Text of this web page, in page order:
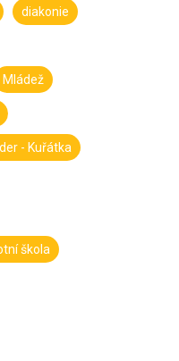
diakonie
Mládež
- Kuřátka
škola